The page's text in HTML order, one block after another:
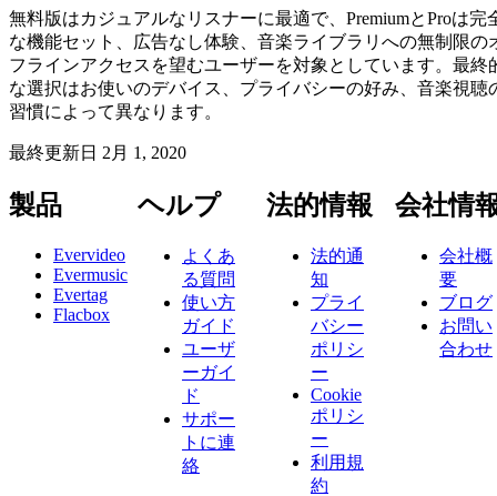
無料版はカジュアルなリスナーに最適で、PremiumとProは完
な機能セット、広告なし体験、音楽ライブラリへの無制限の
フラインアクセスを望むユーザーを対象としています。最終
な選択はお使いのデバイス、プライバシーの好み、音楽視聴
習慣によって異なります。
最終更新日 2月 1, 2020
製品
Evervideo
Evermusic
Evertag
Flacbox
ヘルプ
よくあ
る質問
使い方
ガイド
ユーザ
ーガイ
ド
サポー
トに連
絡
法的情報
法的通
知
プライ
バシー
ポリシ
ー
Cookie
ポリシ
ー
利用規
約
会社情
会社概
要
ブログ
お問い
合わせ